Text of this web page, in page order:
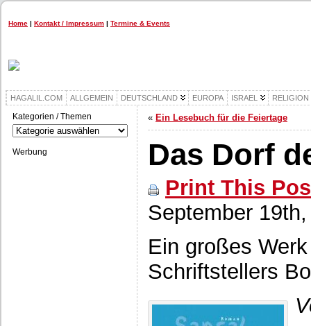
Home | Kontakt / Impressum | Termine & Events
HAGALIL.COM ALLGEMEIN DEUTSCHLAND EUROPA ISRAEL RELIGION
Kategorien / Themen
Kategorien
/
Themen
Werbung
« Ein Lesebuch für die Feiertage
Das Dorf
Print This
September
Ein großes
Schriftstellers